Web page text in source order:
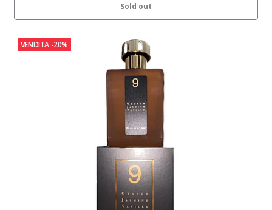
Sold out
VENDITA -20%